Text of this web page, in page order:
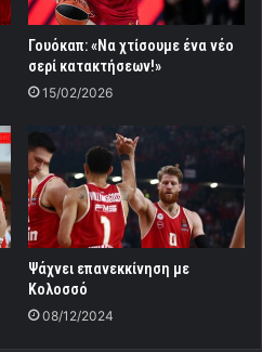
Γουόκαπ: «Να χτίσουμε ένα νέο
σερί κατακτήσεων!»
15/02/2026
Ψάχνει επανεκκίνηση με
Κολοσσό
08/12/2024